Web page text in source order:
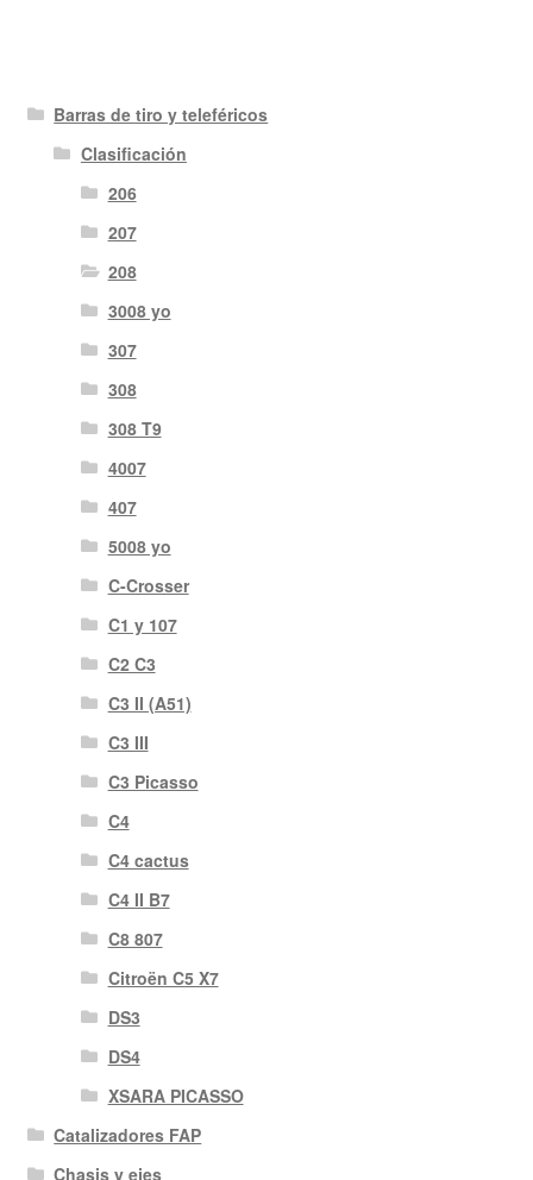
Barras de tiro y teleféricos
Clasificación
206
207
208
3008 yo
307
308
308 T9
4007
407
5008 yo
C-Crosser
C1 y 107
C2 C3
C3 II (A51)
C3 III
C3 Picasso
C4
C4 cactus
C4 II B7
C8 807
Citroën C5 X7
DS3
DS4
XSARA PICASSO
Catalizadores FAP
Chasis y ejes